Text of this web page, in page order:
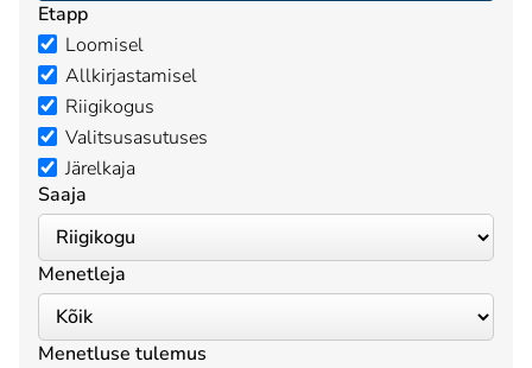
Etapp
Loomisel
Allkirjastamisel
Riigikogus
Valitsusasutuses
Järelkaja
Saaja
Menetleja
Menetluse tulemus